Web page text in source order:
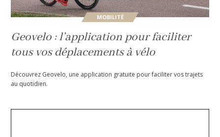
MOBILITÉ
Geovelo : l’application pour faciliter
tous vos déplacements à vélo
Découvrez Geovelo, une application gratuite pour faciliter vos trajets
au quotidien.